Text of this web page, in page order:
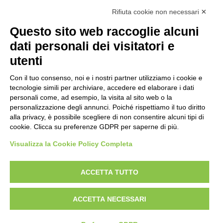
Vuoi iscriverti alla nostra newsletter ed essere aggiornato su tutte le
novità e i progetti a cui stiamo lavorando? Compila i campi
del
modulo di iscrizione
Policy di protezione dei minori
Modifica preferenze Cookie
P.IVA e Iscr. Reg. Imp. MO 04699521219
REA MO – 341781
Rifiuta cookie non necessari ✕
Questo sito web raccoglie alcuni
dati personali dei visitatori e
utenti
Con il tuo consenso, noi e i nostri partner utilizziamo i cookie e
tecnologie simili per archiviare, accedere ed elaborare i dati
personali come, ad esempio, la visita al sito web o la
personalizzazione degli annunci. Poiché rispettiamo il tuo diritto
alla privacy, è possibile scegliere di non consentire alcuni tipi di
cookie. Clicca su preferenze GDPR per saperne di più.
Visualizza la Cookie Policy Completa
ACCETTA TUTTO
ACCETTA NECESSARI